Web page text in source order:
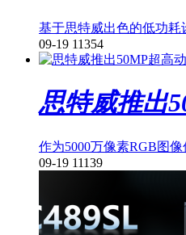
基于思特威出色的低功耗
09-19 11354
思特威推出
作为5000万像素RGB图
09-19 11139